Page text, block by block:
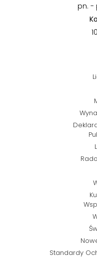
pn. -
Standardy